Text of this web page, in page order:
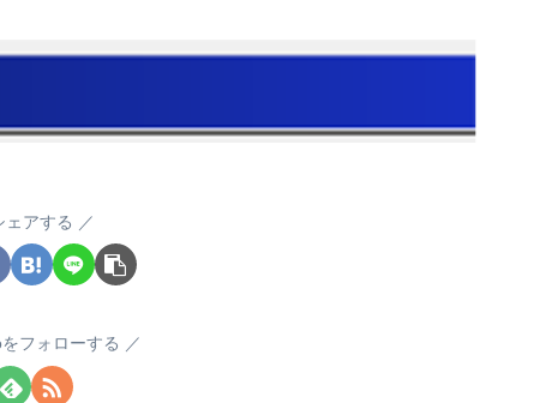
ェアする
フォローする